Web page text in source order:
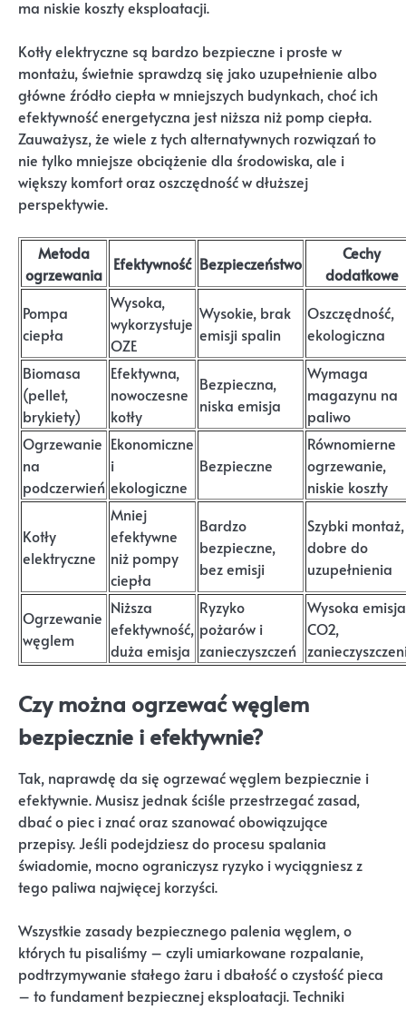
ma niskie koszty eksploatacji.
Kotły elektryczne są bardzo bezpieczne i proste w
montażu, świetnie sprawdzą się jako uzupełnienie albo
główne źródło ciepła w mniejszych budynkach, choć ich
efektywność energetyczna jest niższa niż pomp ciepła.
Zauważysz, że wiele z tych alternatywnych rozwiązań to
nie tylko mniejsze obciążenie dla środowiska, ale i
większy komfort oraz oszczędność w dłuższej
perspektywie.
Metoda
ogrzewania
Efektywność Bezpieczeństwo
Cechy
dodatkowe
Pompa
ciepła
Wysoka,
wykorzystuje
OZE
Wysokie, brak
emisji spalin
Oszczędność,
ekologiczna
Biomasa
(pellet,
brykiety)
Efektywna,
nowoczesne
kotły
Bezpieczna,
niska emisja
Wymaga
magazynu na
paliwo
Ogrzewanie
na
podczerwień
Ekonomiczne
i
ekologiczne
Bezpieczne
Równomierne
ogrzewanie,
niskie koszty
Kotły
elektryczne
Mniej
efektywne
niż pompy
ciepła
Bardzo
bezpieczne,
bez emisji
Szybki montaż,
dobre do
uzupełnienia
Ogrzewanie
węglem
Niższa
efektywność,
duża emisja
Ryzyko
pożarów i
zanieczyszczeń
Wysoka emisja
CO2,
Czy można ogrzewać węglem
bezpiecznie i efektywnie?
Tak, naprawdę da się ogrzewać węglem bezpiecznie i
efektywnie. Musisz jednak ściśle przestrzegać zasad,
dbać o piec i znać oraz szanować obowiązujące
przepisy. Jeśli podejdziesz do procesu spalania
świadomie, mocno ograniczysz ryzyko i wyciągniesz z
tego paliwa najwięcej korzyści.
Wszystkie zasady bezpiecznego palenia węglem, o
których tu pisaliśmy – czyli umiarkowane rozpalanie,
podtrzymywanie stałego żaru i dbałość o czystość pieca
– to fundament bezpiecznej eksploatacji. Techniki